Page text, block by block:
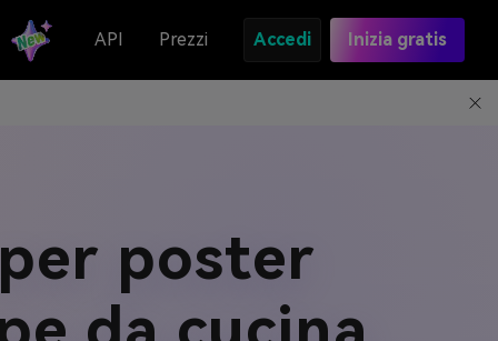
API Prezzi Accedi Inizia gratis
poster